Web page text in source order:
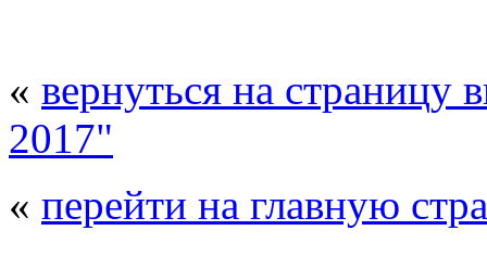
« вернуться на страницу
2017"
« перейти на главную